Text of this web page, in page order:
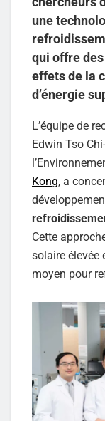
une
qui offre
effets de la
d’énergie
L’équipe de
Edwin Tso
Kong, a
Cette
solaire élevée
moyen pour